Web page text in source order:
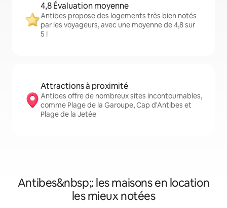
4,8 Évaluation moyenne
Antibes propose des logements très bien notés
par les voyageurs, avec une moyenne de 4,8 sur
5 !
Attractions à proximité
Antibes offre de nombreux sites incontournables,
comme Plage de la Garoupe, Cap d'Antibes et
Plage de la Jetée
Antibes&nbsp;: les maisons en location
les mieux notées